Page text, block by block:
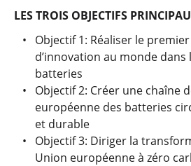
LES TROIS OBJECTIFS
Objectif 1: Réaliser le
d’innovation au monde dans
batteries
Objectif 2: Créer une chaîne
européenne des batteries
et durable
Objectif 3: Diriger la
Union européenne à zéro